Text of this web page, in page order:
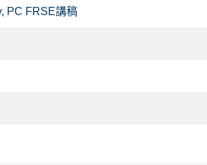
PC FRSE講稿